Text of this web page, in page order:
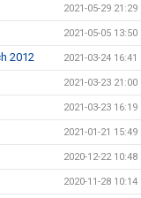
2021-05-29 21:29
2021-05-05 13:50
2012 2021-03-24 16:41
2021-03-23 21:00
2021-03-23 16:19
2021-01-21 15:49
2020-12-22 10:48
2020-11-28 10:14